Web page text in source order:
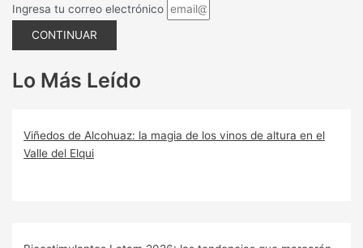
Ingresa tu correo electrónico
CONTINUAR
Lo Más Leído
Viñedos de Alcohuaz: la magia de los vinos de altura en el
Valle del Elqui